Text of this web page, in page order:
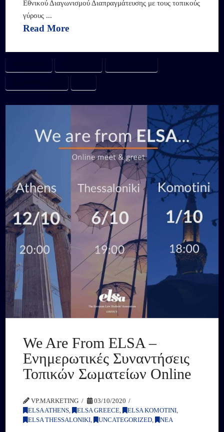
Εθνικού Διαγωνισμού Διαπραγμάτευσης με τους τοπικούς
γύρους ...
Read More
We Are From ELSA –
Ενημερωτικές Συναντήσεις
Τοπικών Σωματείων Online
VP.MARKETING
03/10/2020
ELSA ATHENS
ELSA GREECE ELSA KOMOTINI
ELSA THESSALONIKI
UNCATEGORIZED ΝΕΑ